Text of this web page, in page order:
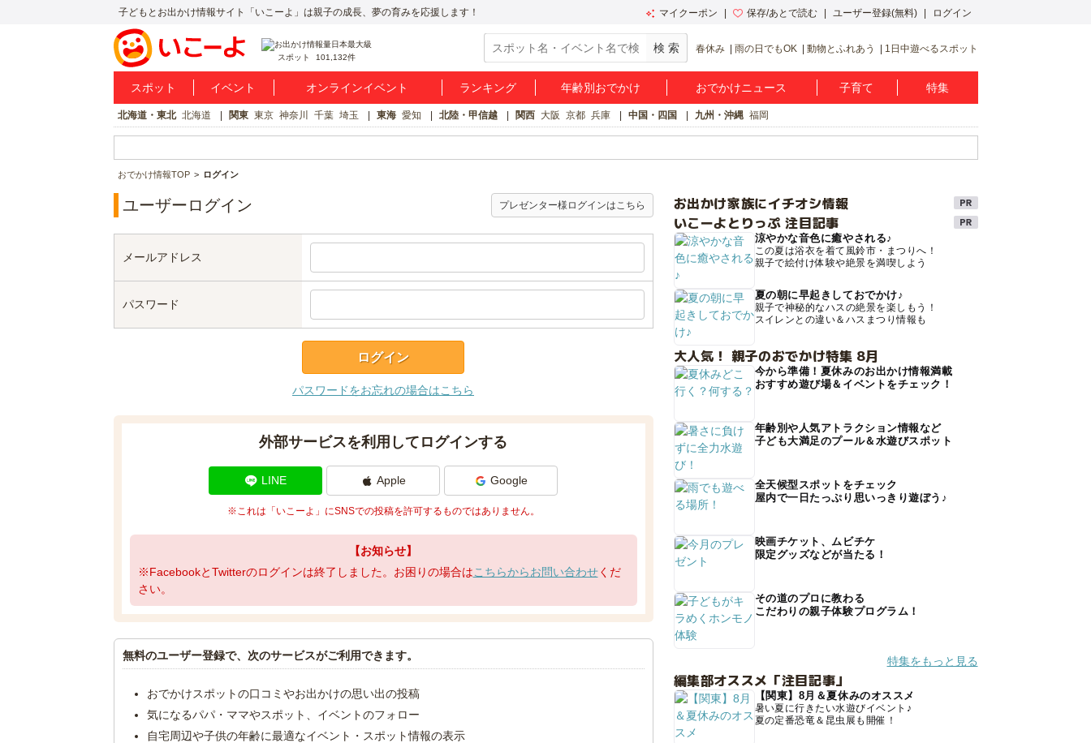
子どもとお出かけ情報サイト「いこーよ」は親子の成長、夢の育みを応援します！ マイクーポン 保存/あとで読む ユーザー登録(無料) ログイン
スポット 101,132件
春休み 雨の日でもOK 動物とふれあう 1日中遊べるスポット
スポット イベント オンラインイベント ランキング 年齢別おでかけ おでかけニュース 子育て 特集
北海道・東北 北海道 関東 東京 神奈川 千葉 埼玉 東海 愛知 北陸・甲信越 関西 大阪 京都 兵庫 中国・四国 九州・沖縄 福岡
おでかけ情報TOP ログイン
ユーザーログイン プレゼンター様ログインはこちら
メールアドレス
パスワード
パスワードをお忘れの場合はこちら
外部サービスを利用してログインする
LINE Apple Google
※これは「いこーよ」にSNSでの投稿を許可するものではありません。
【お知らせ】
※FacebookとTwitterのログインは終了しました。お困りの場合はこちらからお問い合わせくだ
さい。
無料のユーザー登録で、次のサービスがご利用できます。
おでかけスポットの口コミやお出かけの思い出の投稿
気になるパパ・ママやスポット、イベントのフォロー
自宅周辺や子供の年齢に最適なイベント・スポット情報の表示
お出かけ家族にイチオシ情報
いこーよとりっぷ 注目記事
涼やかな音色に癒やされる♪
この夏は浴衣を着て風鈴市・まつりへ！
親子で絵付け体験や絶景を満喫しよう
夏の朝に早起きしておでかけ♪
親子で神秘的なハスの絶景を楽しもう！
スイレンとの違い＆ハスまつり情報も
大人気！ 親子のおでかけ特集 8月
今から準備！夏休みのお出かけ情報満載
おすすめ遊び場＆イベントをチェック！
年齢別や人気アトラクション情報など
子ども大満足のプール＆水遊びスポット
全天候型スポットをチェック
屋内で一日たっぷり思いっきり遊ぼう♪
映画チケット、ムビチケ
限定グッズなどが当たる！
その道のプロに教わる
こだわりの親子体験プログラム！
特集をもっと見る
編集部オススメ「注目記事」
【関東】8月＆夏休みのオススメ
暑い夏に行きたい水遊びイベント♪
夏の定番恐竜＆昆虫展も開催！